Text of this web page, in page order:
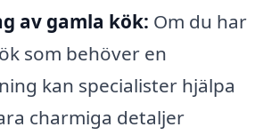
av gamla kök: Om du har
som behöver en
kan specialister hjälpa
charmiga detaljer